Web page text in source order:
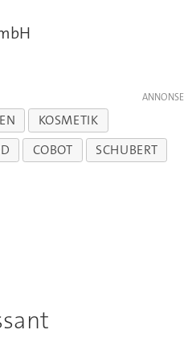
KOSMETIK
COBOT SCHUBERT